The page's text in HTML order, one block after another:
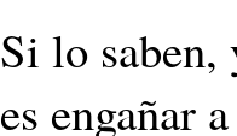
Si lo saben,
es engañar